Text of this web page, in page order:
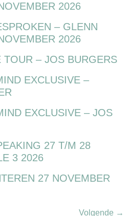
2026
– GLENN
2026
TOUR – JOS BURGERS
EXCLUSIVE –
EXCLUSIVE – JOS
27 T/M 28
3 2026
27 NOVEMBER
Volgende →